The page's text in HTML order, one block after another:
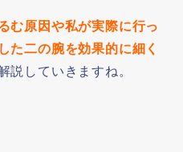
む原因や私が実際に行っ
た二の腕を効果的に細く
説していきますね。